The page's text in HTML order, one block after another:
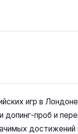
игр в
допинг-проб и
достижений